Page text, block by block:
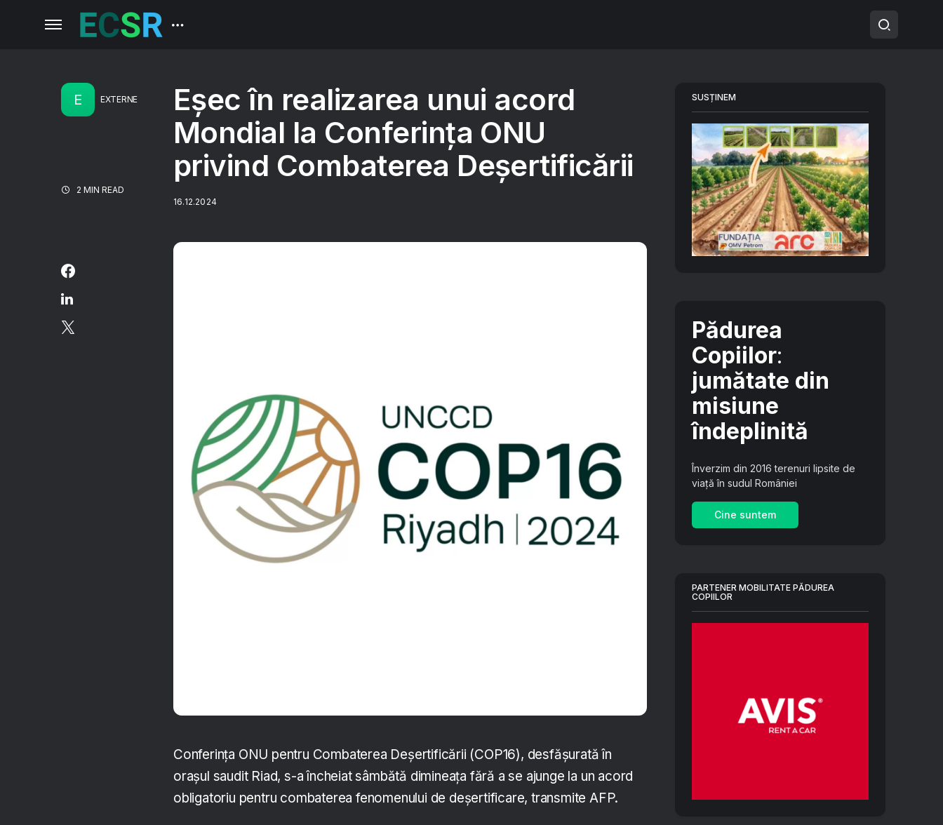
E EXTERNE
2 MIN READ
Eşec în realizarea unui acord
Mondial la Conferinţa ONU
privind Combaterea Deşertificării
16.12.2024
Conferinţa ONU pentru Combaterea Deşertificării (COP16), desfăşurată în
oraşul saudit Riad, s-a încheiat sâmbătă dimineaţa fără a se ajunge la un acord
obligatoriu pentru combaterea fenomenului de deşertificare, transmite AFP.
SUSȚINEM
Pădurea
Copiilor:
jumătate din
misiune
îndeplinită
Înverzim din 2016 terenuri lipsite de
viață în sudul României
Cine suntem
PARTENER MOBILITATE PĂDUREA
COPIILOR